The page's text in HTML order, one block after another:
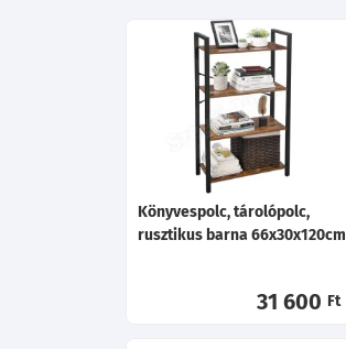
Könyvespolc, tárolópolc,
rusztikus barna 66x30x120cm
31 600 Ft